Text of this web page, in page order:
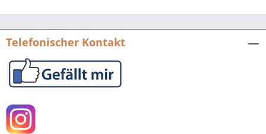
thematisiert. Und immer wieder wird
gerichtet, die die Großglattbacher
Geschichte so farbig machen. Wer
Telefonischer Kontakt